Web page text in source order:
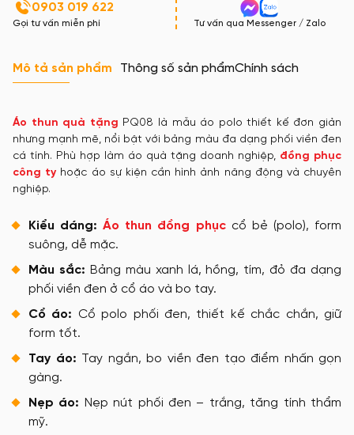
0903 019 622
Gọi tư vấn miễn phí Tư vấn qua Messenger / Zalo
Mô tả sản phẩm Thông số sản phẩmChính sách
Áo thun quà tặng PQ08 là mẫu áo polo thiết kế đơn giản
nhưng mạnh mẽ, nổi bật với bảng màu đa dạng phối viền đen
cá tính. Phù hợp làm áo quà tặng doanh nghiệp, đồng phục
công ty hoặc áo sự kiện cần hình ảnh năng động và chuyên
nghiệp.
Kiểu dáng:Áo thun đồng phụccổ bẻ (polo), form
suông, dễ mặc.
Màu sắc: Bảng màu xanh lá, hồng, tím, đỏ đa dạng
phối viền đen ở cổ áo và bo tay.
Cổ áo: Cổ polo phối đen, thiết kế chắc chắn, giữ
form tốt.
Tay áo: Tay ngắn, bo viền đen tạo điểm nhấn gọn
gàng.
Nẹp áo: Nẹp nút phối đen – trắng, tăng tính thẩm
mỹ.